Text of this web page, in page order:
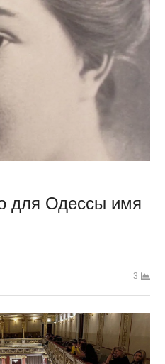
для Одессы имя
3